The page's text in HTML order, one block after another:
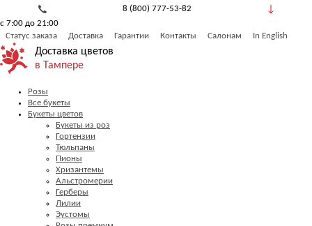
8 (800) 777-53-82
с 7:00 до 21:00
Статус заказа
Доставка Гарантии Контакты Салонам In English
Доставка цветов
в Тампере
Розы
Все букеты
Букеты цветов
Букеты из роз
Гортензии
Тюльпаны
Пионы
Хризантемы
Альстромерии
Герберы
Лилии
Эустомы